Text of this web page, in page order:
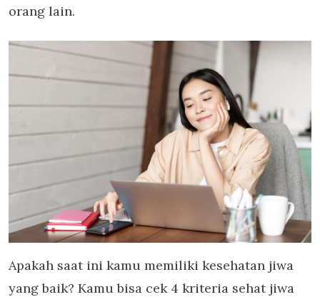
orang lain.
Apakah saat ini kamu memiliki kesehatan jiwa
yang baik? Kamu bisa cek 4 kriteria sehat jiwa